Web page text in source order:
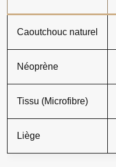
Caoutchouc naturel
Néoprène
Tissu (Microfibre)
Liège